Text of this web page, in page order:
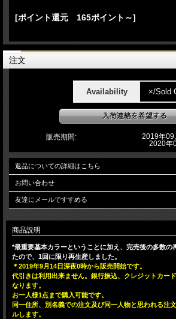
[ポイント還元 165ポイント～]
注文
Availability ×/Sold
販売期間:
2019年09
2020年
返品についての詳細はこちら
お問い合わせ
友達にメールですすめる
商品説明
*最重要基本カラーということに加え、完売後の多数の
たので、1回に限り再生産しました。
＊2019年9月14日深夜0時から販売開始です。
代引きは利用出来ません。銀行振込、クレジットカー
なります。
お一人様1点まで購入可能です。
同一住所、別名義での注文及び同一人物と思われる注
ルします。